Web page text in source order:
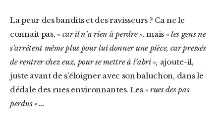
La peur des bandits et des ravisseurs ? Ca ne le
connait pas,« car il n’a rien à perdre », mais « les gens ne
s’arrêtent même plus pour lui donner une pièce, car pressés
de rentrer chez eux, pour se mettre à l’abri », ajoute-il,
juste avant de s’éloigner avec son baluchon, dans le
dédale des rues environnantes. Les « rues des pas
perdus » …